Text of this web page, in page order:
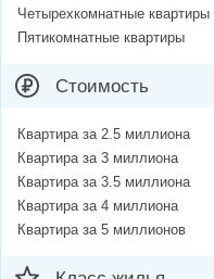
Четырехкомнатные квартиры
Пятикомнатные квартиры
Стоимость
Квартира за 2.5 миллиона
Квартира за 3 миллиона
Квартира за 3.5 миллиона
Квартира за 4 миллиона
Квартира за 5 миллионов